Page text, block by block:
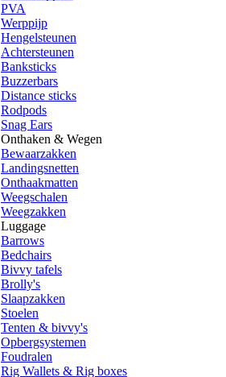
PVA
Werppijp
Hengelsteunen
Achtersteunen
Banksticks
Buzzerbars
Distance sticks
Rodpods
Snag Ears
Onthaken & Wegen
Bewaarzakken
Landingsnetten
Onthaakmatten
Weegschalen
Weegzakken
Luggage
Barrows
Bedchairs
Bivvy tafels
Brolly's
Slaapzakken
Stoelen
Tenten & bivvy's
Opbergsystemen
Foudralen
Rig Wallets & Rig boxes